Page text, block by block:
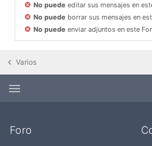
No puede editar sus mensajes en
No puede borrar sus mensajes en
No puede enviar adjuntos en este
Varios
Foro